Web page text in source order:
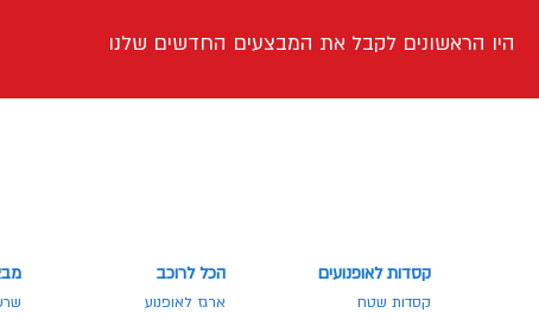
היו הראשונים לקבל את המבצעים החדשים שלנו
קסדות לאופנועים
קסדות שטח
הכל לרוכב
ארגז לאופנוע